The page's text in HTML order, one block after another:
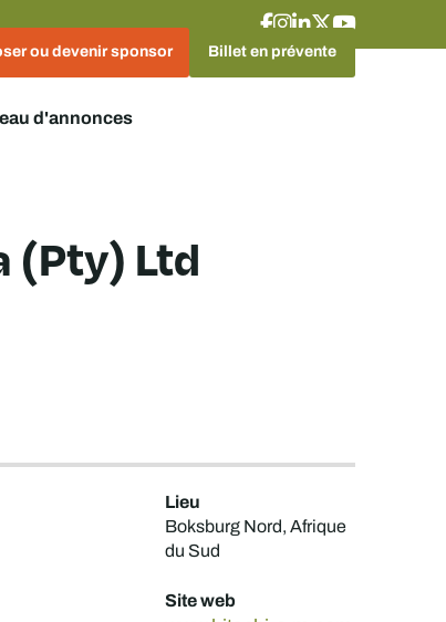
ou devenir sponsor Billet en prévente
d'annonces
(Pty) Ltd
Lieu
Boksburg Nord, Afrique
du Sud
Site web